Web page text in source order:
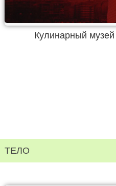
Кулинарный музей
ТЕЛО